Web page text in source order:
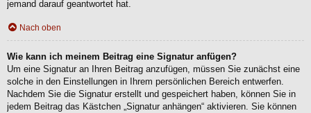
jemand darauf geantwortet hat.
Nach oben
Wie kann ich meinem Beitrag eine Signatur anfügen?
Um eine Signatur an Ihren Beitrag anzufügen, müssen Sie zunächst eine
solche in den Einstellungen in Ihrem persönlichen Bereich entwerfen.
Nachdem Sie die Signatur erstellt und gespeichert haben, können Sie in
jedem Beitrag das Kästchen „Signatur anhängen“ aktivieren. Sie können